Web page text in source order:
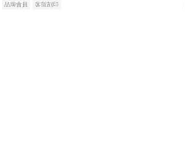
品牌會員 客製刻印